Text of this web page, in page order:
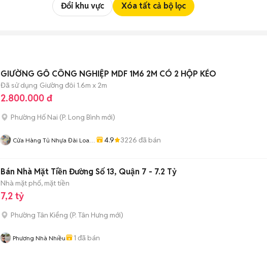
Đổi khu vực Xóa tất cả bộ lọc
GIƯỜNG GỖ CÔNG NGHIỆP MDF 1M6 2M CÓ 2 HỘP KÉO
Đã sử dụng Giường đôi 1.6m x 2m
2.800.000 đ
Phường Hố Nai (P. Long Bình mới)
Cửa Hàng Tủ Nhựa Đài Loan
4.9 3226 đã bán
Bán Nhà Mặt Tiền Đường Số 13, Quận 7 - 7.2 Tỷ
Nhà mặt phố, mặt tiền
7,2 tỷ
Phường Tân Kiểng (P. Tân Hưng mới)
Phương Nhà Nhiều 1 đã bán